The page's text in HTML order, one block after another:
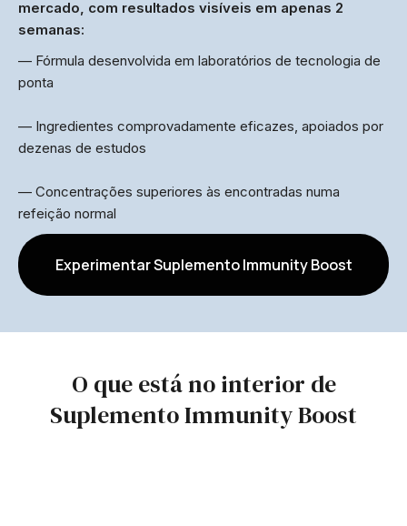
mercado, com resultados visíveis em apenas 2
semanas:
— Fórmula desenvolvida em laboratórios de tecnologia de
ponta
— Ingredientes comprovadamente eficazes, apoiados por
dezenas de estudos
— Concentrações superiores às encontradas numa
refeição normal
Experimentar Suplemento Immunity Boost
O que está no interior de
Suplemento Immunity Boost